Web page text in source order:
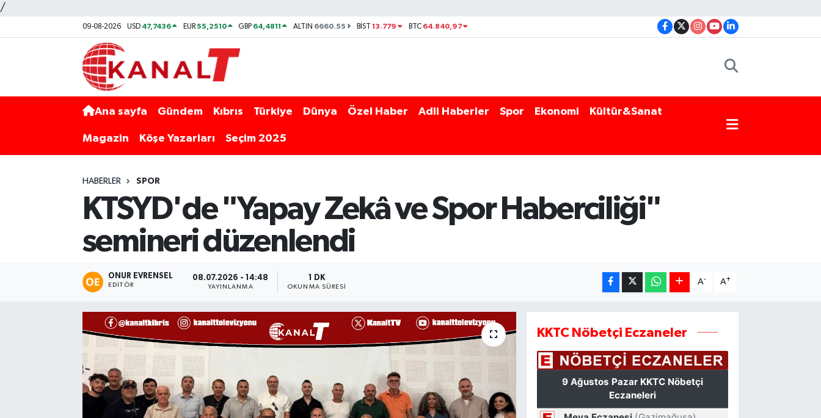
/
09-08-2026 USD 47,7436 EUR55,2510 GBP 64,4811 ALTIN 6660.55 BİST13.779 BTC 64.840,97
Ana sayfa Gündem Kıbrıs Türkiye Dünya Özel Haber Adli Haberler Spor Ekonomi Kültür&Sanat
Magazin Köşe Yazarları Seçim 2025
HABERLER SPOR
KTSYD'de "Yapay Zekâ ve Spor Haberciliği"
semineri düzenlendi
ONUR EVRENSEL
EDITÖR
08.07.2026 - 14:48
YAYINLANMA
1 DK
OKUNMA SÜRESI
A- A+
KKTC Nöbetçi Eczaneler